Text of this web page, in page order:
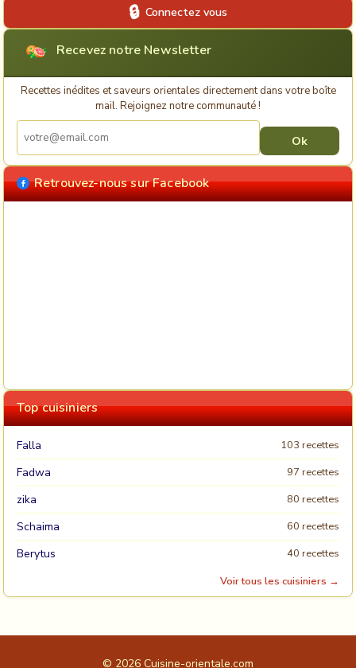
Connectez vous
Recevez notre Newsletter
Recettes inédites et saveurs orientales directement dans votre boîte
mail. Rejoignez notre communauté !
Retrouvez-nous sur Facebook
Top cuisiniers
Falla 103 recettes
Fadwa 97 recettes
zika 80 recettes
Schaima 60 recettes
Berytus
40 recettes
Voir tous les cuisiniers →
© 2026 Cuisine-orientale.com